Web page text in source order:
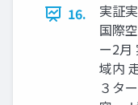
16.
実証
国際
ー2月
域内
３タ